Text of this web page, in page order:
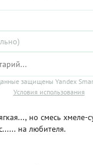
защищены Yandex
Условия использования
но смесь хмеле-
на любителя.